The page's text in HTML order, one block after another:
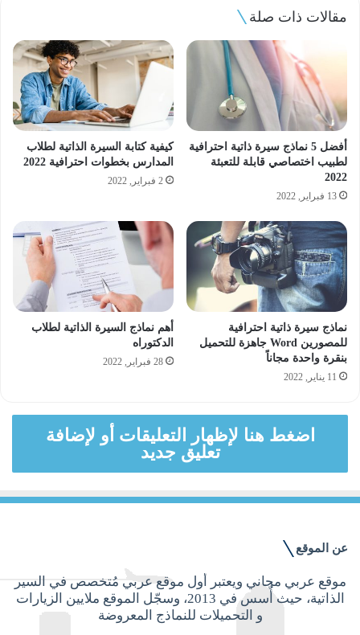
مقالات ذات صلة
أفضل 5 نماذج سيرة ذاتية احترافية
لطبيب اختصاصي قابلة للتعبئة
2022
13 فبراير, 2022
كيفية كتابة السيرة الذاتية لطلاب
المدارس بخطوات احترافية 2022
2 فبراير, 2022
نماذج سيرة ذاتية احترافية
للمصورين Word جاهزة للتحميل
بنقرة واحدة مجاناً
11 يناير, 2022
أهم نماذج السيرة الذاتية لطلاب
الدكتوراه
28 فبراير, 2022
اضغط هنا لإظهار التعليقات أو لإضافة
تعليق جديد
عن الموقع
موقع عربي مجاني ويعتبر أول موقع عربي مُتخصص في السير
الذاتية، حيث أُسس في 2013، وسجّل الموقع ملايين الزيارات
و التحميلات للنماذج المعروضة